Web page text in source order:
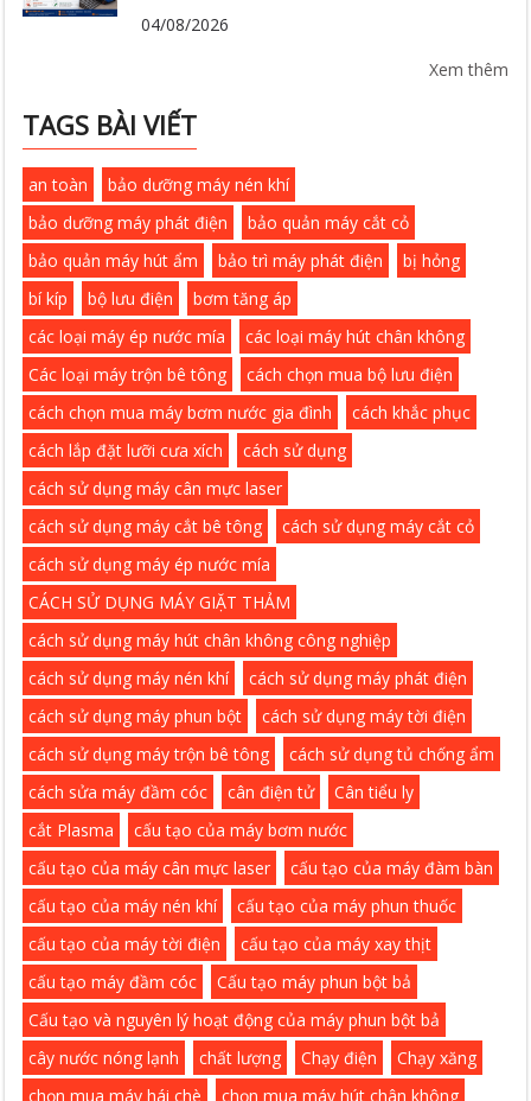
04/08/2026
Xem thêm
TAGS BÀI VIẾT
an toàn
bảo dưỡng máy nén khí
bảo dưỡng máy phát điện
bảo quản máy cắt cỏ
bảo quản máy hút ẩm
bảo trì máy phát điện
bị hỏng
bí kíp
bộ lưu điện
bơm tăng áp
các loại máy ép nước mía
các loại máy hút chân không
Các loại máy trộn bê tông
cách chọn mua bộ lưu điện
cách chọn mua máy bơm nước gia đình
cách khắc phục
cách lắp đặt lưỡi cưa xích
cách sử dụng
cách sử dụng máy cân mực laser
cách sử dụng máy cắt bê tông
cách sử dụng máy cắt cỏ
cách sử dụng máy ép nước mía
CÁCH SỬ DỤNG MÁY GIẶT THẢM
cách sử dụng máy hút chân không công nghiệp
cách sử dụng máy nén khí
cách sử dụng máy phát điện
cách sử dụng máy phun bột
cách sử dụng máy tời điện
cách sử dụng máy trộn bê tông
cách sử dụng tủ chống ẩm
cách sửa máy đầm cóc
cân điện tử
Cân tiểu ly
cắt Plasma
cấu tạo của máy bơm nước
cấu tạo của máy cân mực laser
cấu tạo của máy đàm bàn
cấu tạo của máy nén khí
cấu tạo của máy phun thuốc
cấu tạo của máy tời điện
cấu tạo của máy xay thịt
cấu tạo máy đầm cóc
Cấu tạo máy phun bột bả
Cấu tạo và nguyên lý hoạt động của máy phun bột bả
cây nước nóng lạnh
chất lượng Chạy điện
Chạy xăng
chọn mua máy hái chè
chọn mua máy hút chân không